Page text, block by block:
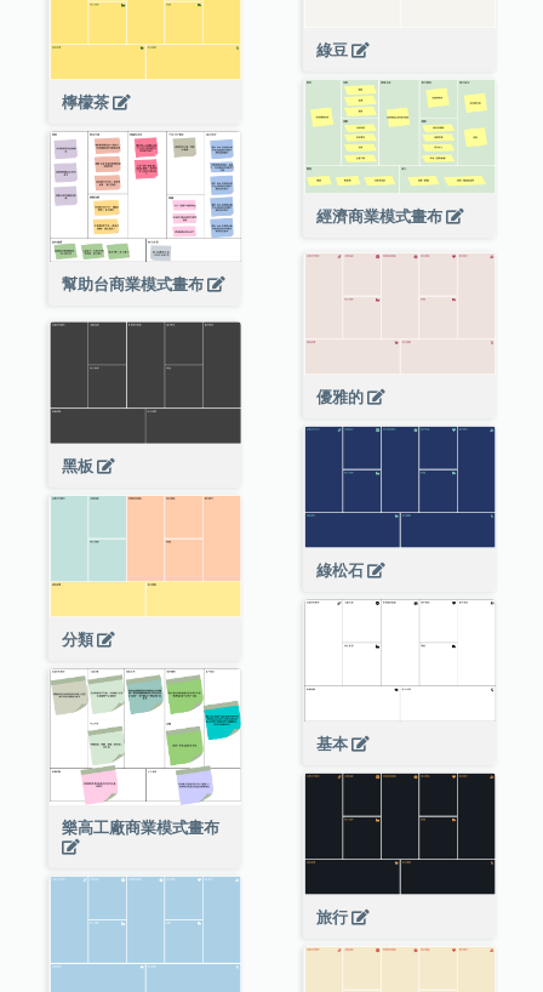
綠豆
檸檬茶
經濟商業模式畫布
幫助台商業模式畫布
優雅的
黑板
綠松石
分類
基本
樂高工廠商業模式畫布
旅行